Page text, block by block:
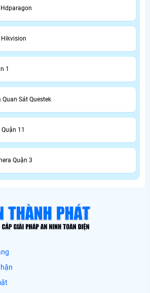
1
Sát Questek
11
Quận 3